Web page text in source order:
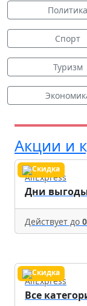
Политика
Спорт
Туризм
Акции и
AliExpress
Дни
Действует до
AliExpress
Все